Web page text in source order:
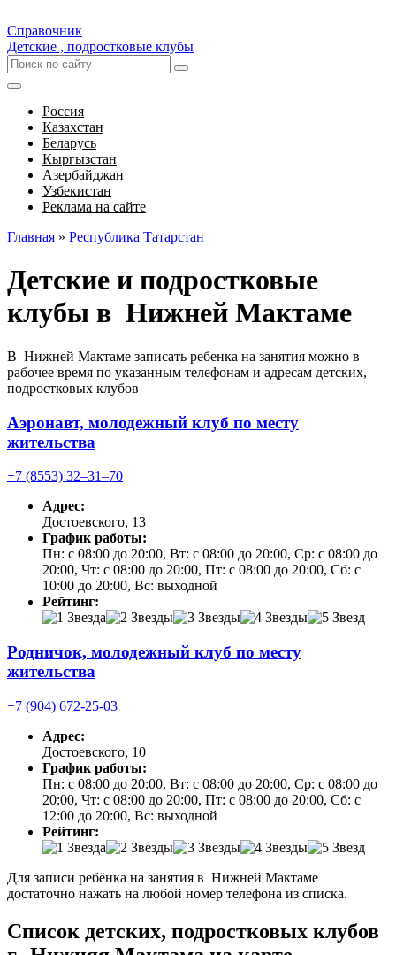
Справочник
Детские , подростковые клубы
Россия
Казахстан
Беларусь
Кыргызстан
Азербайджан
Узбекистан
Реклама на сайте
Главная » Республика Татарстан
Детские и подростковые
клубы в Нижней Мактаме
В Нижней Мактаме записать ребенка на занятия можно в
рабочее время по указанным телефонам и адресам детских,
подростковых клубов
Аэронавт, молодежный клуб по месту
жительства
+7 (8553) 32‒31‒70
Адрес:
Достоевского, 13
График работы:
Пн: с 08:00 до 20:00, Вт: с 08:00 до 20:00, Ср: с 08:00 до
20:00, Чт: с 08:00 до 20:00, Пт: с 08:00 до 20:00, Сб: с
10:00 до 20:00, Вс: выходной
Рейтинг:
Родничок, молодежный клуб по месту
жительства
+7 (904) 672-25-03
Адрес:
Достоевского, 10
График работы:
Пн: с 08:00 до 20:00, Вт: с 08:00 до 20:00, Ср: с 08:00 до
20:00, Чт: с 08:00 до 20:00, Пт: с 08:00 до 20:00, Сб: с
12:00 до 20:00, Вс: выходной
Рейтинг:
Для записи ребёнка на занятия в Нижней Мактаме
достаточно нажать на любой номер телефона из списка.
Список детских, подростковых клубов